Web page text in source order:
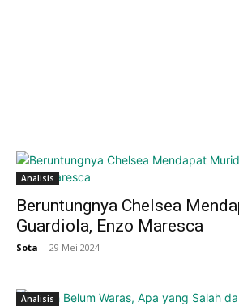
Analisis
Beruntungnya Chelsea
Guardiola, Enzo Maresca
Sota - 29 Mei 2024
Analisis